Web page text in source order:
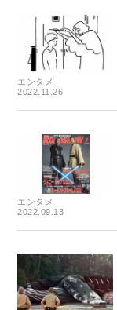
エンタメ
2022.11.26
エンタメ
2022.09.13